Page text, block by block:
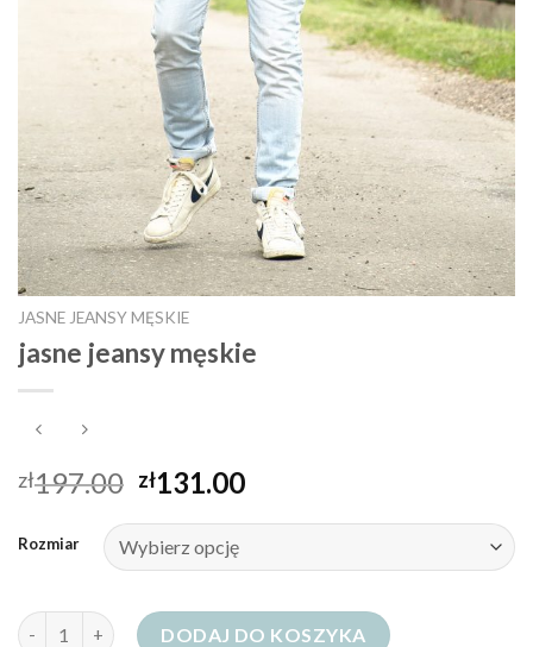
JASNE JEANSY MĘSKIE
jasne jeansy męskie
zł197.00 zł131.00
Rozmiar
ilość jasne jeansy męskieDODAJ DO KOSZYKA